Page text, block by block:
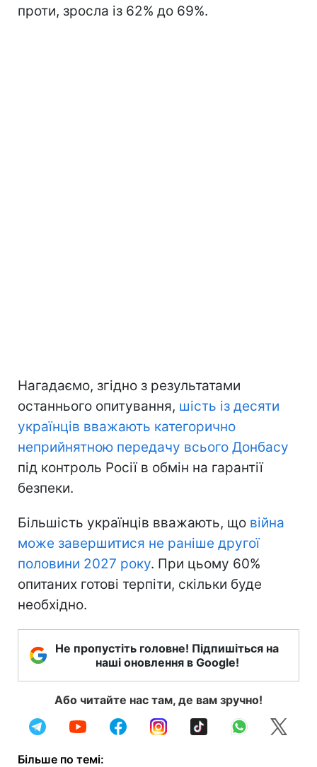
проти, зросла із 62% до 69%.
Нагадаємо, згідно з результатами
останнього опитування, шість із десяти
українців вважають категорично
неприйнятною передачу всього Донбасу
під контроль Росії в обмін на гарантії
безпеки.
Більшість українців вважають, що війна
може завершитися не раніше другої
половини 2027 року. При цьому 60%
опитаних готові терпіти, скільки буде
необхідно.
Не пропустіть головне! Підпишіться на
наші оновлення в Google!
Або читайте нас там, де вам зручно!
Більше по темі: